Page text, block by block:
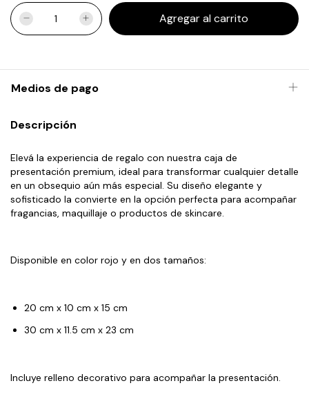
Medios de pago
Descripción
Elevá la experiencia de regalo con nuestra caja de
presentación premium, ideal para transformar cualquier detalle
en un obsequio aún más especial. Su diseño elegante y
sofisticado la convierte en la opción perfecta para acompañar
fragancias, maquillaje o productos de skincare.
Disponible en color rojo y en dos tamaños:
20 cm x 10 cm x 15 cm
30 cm x 11.5 cm x 23 cm
Incluye relleno decorativo para acompañar la presentación.